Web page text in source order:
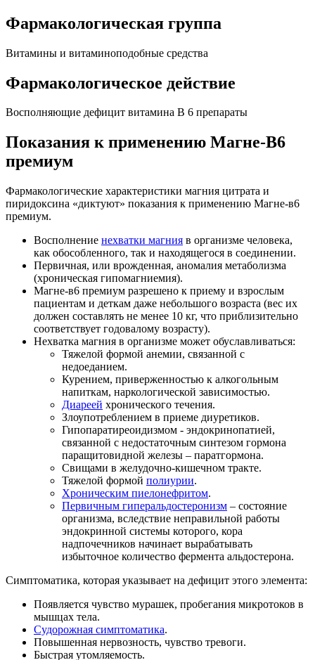
Фармакологическая группа
Витамины и витаминоподобные средства
Фармакологическое действие
Восполняющие дефицит витамина B 6 препараты
Показания к применению Магне-В6
премиум
Фармакологические характеристики магния цитрата и
пиридоксина «диктуют» показания к применению Магне-в6
премиум.
Восполнение нехватки магния в организме человека,
как обособленного, так и находящегося в соединении.
Первичная, или врожденная, аномалия метаболизма
(хроническая гипомагниемия).
Магне-в6 премиум разрешено к приему и взрослым
пациентам и деткам даже небольшого возраста (вес их
должен составлять не менее 10 кг, что приблизительно
соответствует годовалому возрасту).
Нехватка магния в организме может обуславливаться:
Тяжелой формой анемии, связанной с
недоеданием.
Курением, приверженностью к алкогольным
напиткам, наркологической зависимостью.
Диареей хронического течения.
Злоупотреблением в приеме диуретиков.
Гипопаратиреоидизмом - эндокринопатией,
связанной с недостаточным синтезом гормона
паращитовидной железы – паратгормона.
Свищами в желудочно-кишечном тракте.
Тяжелой формой полиурии.
Хроническим пиелонефритом.
Первичным гиперальдостеронизм – состояние
организма, вследствие неправильной работы
эндокринной системы которого, кора
надпочечников начинает вырабатывать
избыточное количество фермента альдостерона.
Симптоматика, которая указывает на дефицит этого элемента:
Появляется чувство мурашек, пробегания микротоков в
мышцах тела.
Судорожная симптоматика.
Повышенная нервозность, чувство тревоги.
Быстрая утомляемость.